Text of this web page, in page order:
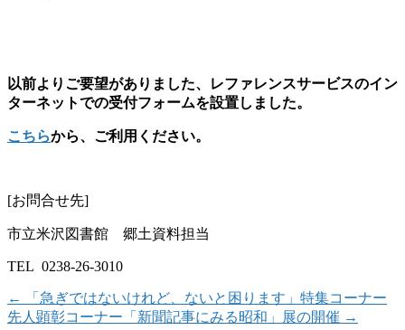
以前よりご要望がありました、レファレンスサービスのイン
ターネットでの受付フォームを設置しました。
こちらから、ご利用ください。
[お問合せ先]
市立米沢図書館 郷土資料担当
TEL 0238-26-3010
←
「急ぎではないけれど、ないと困ります」特集コーナー
先人顕彰コーナー「新聞記事にみる昭和」展の開催 →